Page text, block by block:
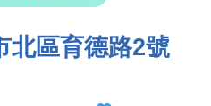
北區育德路2號